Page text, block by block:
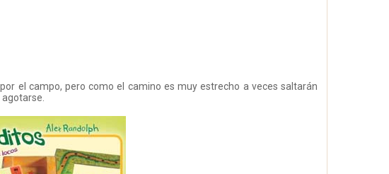
el campo, pero como el camino es muy estrecho a veces saltarán